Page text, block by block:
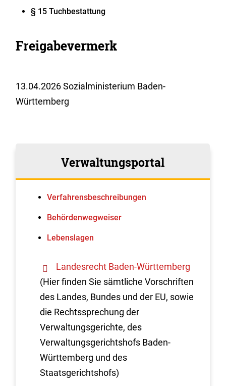
§ 15 Tuchbestattung
Freigabevermerk
13.04.2026 Sozialministerium Baden-
Württemberg
Verwaltungsportal
Verfahrens­beschreibungen
Behördenwegweiser
Lebenslagen
Landesrecht Baden-Württemberg
(Hier finden Sie sämtliche Vorschriften
des Landes, Bundes und der EU, sowie
die Rechtssprechung der
Verwaltungsgerichte, des
Verwaltungsgerichtshofs Baden-
Württemberg und des
Staatsgerichtshofs)